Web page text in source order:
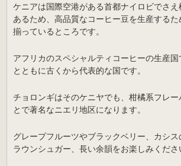
ケニアは国際空港がある首都ナイロビでさ
あるため、高品質なコーヒー豆を生産する
揃っているところです。
アフリカのスペシャルティコーヒーの生産
とともに古くから代表的な国です。
チョロンギはそのケニヤでも、柑橘系フレー
とで著名なニエリ地区になります。
グレープフルーツやブラックベリー、カシ
ラウンシュガー、長い余韻をお楽しみくださ